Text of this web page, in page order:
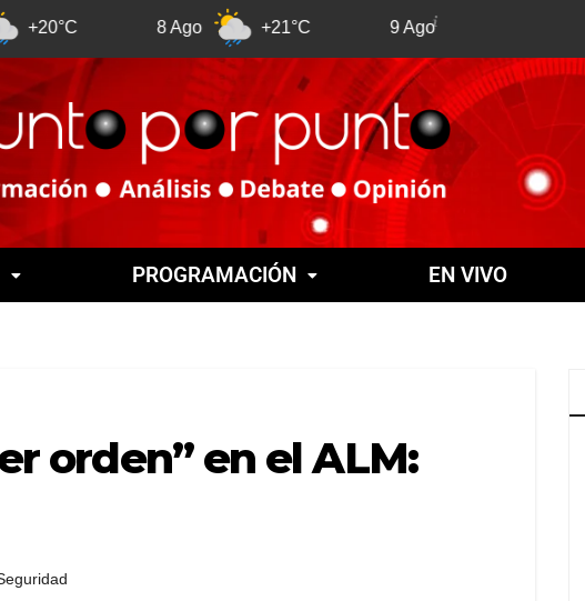
8 Ago +21°C 9 Ago +21°C
PROGRAMACIÓN EN VIVO
orden” en el ALM: